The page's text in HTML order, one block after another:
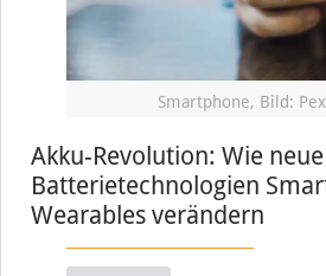
Smartphone, Bild:
Akku-Revolution: Wie neue
Batterietechnologien
Wearables verändern